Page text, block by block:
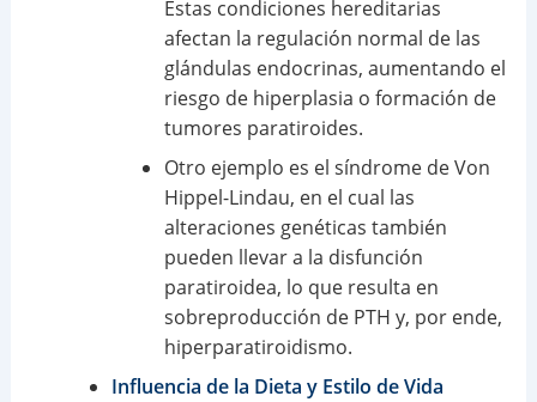
Estas condiciones hereditarias
afectan la regulación normal de las
glándulas endocrinas, aumentando el
riesgo de hiperplasia o formación de
tumores paratiroides.
Otro ejemplo es el síndrome de Von
Hippel-Lindau, en el cual las
alteraciones genéticas también
pueden llevar a la disfunción
paratiroidea, lo que resulta en
sobreproducción de PTH y, por ende,
hiperparatiroidismo.
Influencia de la Dieta y Estilo de Vida